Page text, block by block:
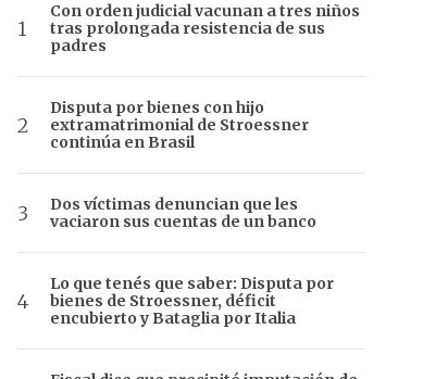
Con orden judicial vacunan a tres niños
tras prolongada resistencia de sus
padres
Disputa por bienes con hijo
extramatrimonial de Stroessner
continúa en Brasil
Dos víctimas denuncian que les
vaciaron sus cuentas de un banco
Lo que tenés que saber: Disputa por
bienes de Stroessner, déficit
encubierto y Bataglia por Italia